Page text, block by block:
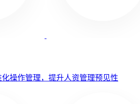
操作管理，提升人资管理预见性